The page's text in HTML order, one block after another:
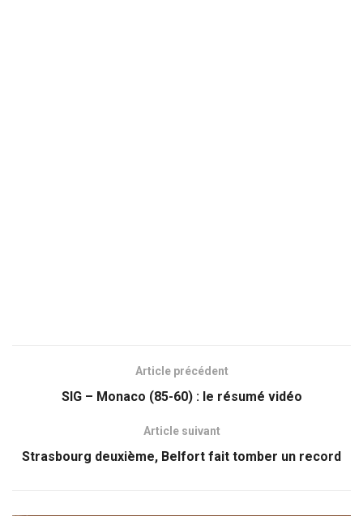
Article précédent
SIG – Monaco (85-60) : le résumé vidéo
Article suivant
Strasbourg deuxième, Belfort fait tomber un record